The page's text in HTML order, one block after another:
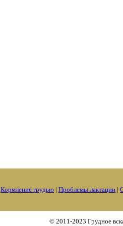
Кормление грудью | Проблемы лактации |
© 2011-2023 Грудное